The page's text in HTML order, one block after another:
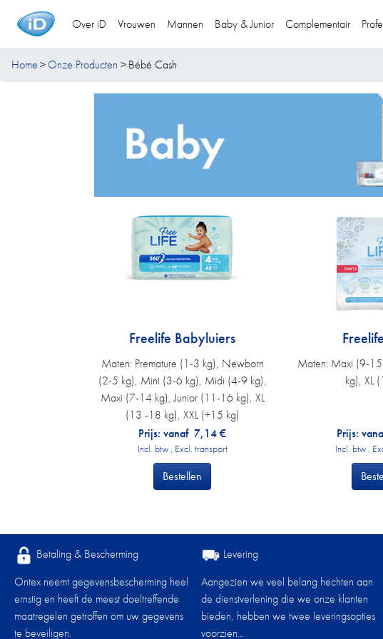
Over iD Vrouwen Mannen Baby & Junior Complementair
Home Onze Producten Bébé Cash
Freelife Babyluiers
Maten: Premature (1-3 kg), Newborn
(2-5 kg), Mini (3-6 kg), Midi (4-9 kg),
Maxi (7-14 kg), Junior (11-16 kg), XL
(13 -18 kg), XXL (+15 kg)
Prijs: vanaf 7,14 €
Incl. btw , Excl. transport
Bestellen
Maten: Maxi (9-
kg), XL
Prijs:
Incl. btw ,
Betaling & Bescherming
Ontex neemt gegevensbescherming heel
ernstig en heeft de meest doeltreffende
maatregelen getroffen om uw gegevens
te beveiligen.
Levering
Aangezien we veel belang hechten aan
de dienstverlening die we onze klanten
bieden, hebben we twee leveringsopties
voorzien...